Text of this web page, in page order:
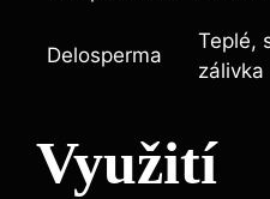
Delosperma
Teplé,
zálivka
Využití